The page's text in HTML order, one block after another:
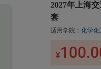
2027年上海
套
适用学院： 化学化
¥